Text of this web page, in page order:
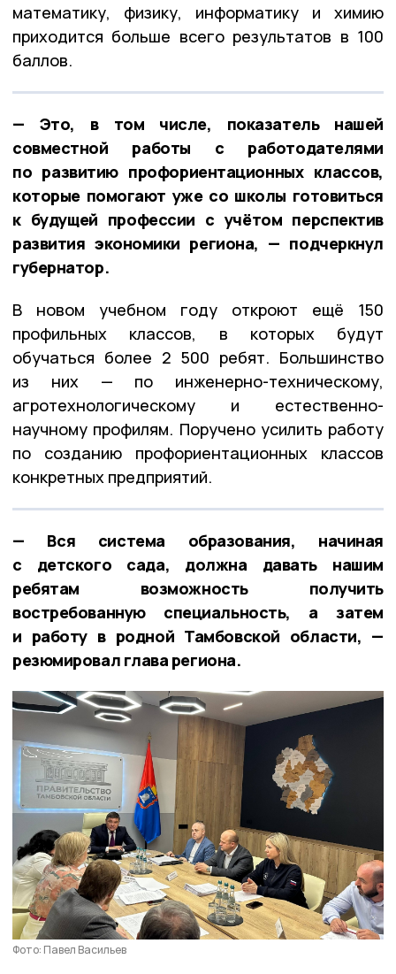
математику, физику, информатику и химию
приходится больше всего результатов в 100
баллов.
— Это, в том числе, показатель нашей
совместной работы с работодателями
по развитию профориентационных классов,
которые помогают уже со школы готовиться
к будущей профессии с учётом перспектив
развития экономики региона, — подчеркнул
губернатор.
В новом учебном году откроют ещё 150
профильных классов, в которых будут
обучаться более 2 500 ребят. Большинство
из них — по инженерно-техническому,
агротехнологическому и естественно-
научному профилям. Поручено усилить работу
по созданию профориентационных классов
конкретных предприятий.
— Вся система образования, начиная
с детского сада, должна давать нашим
ребятам возможность получить
востребованную специальность, а затем
и работу в родной Тамбовской области, —
резюмировал глава региона.
Фото: Павел Васильев